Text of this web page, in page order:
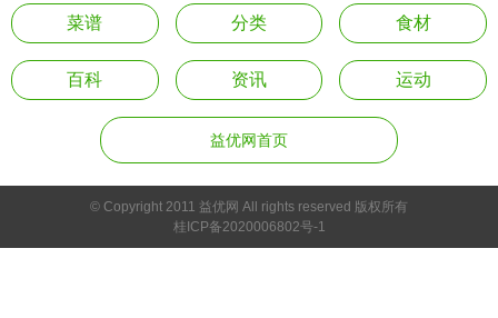
菜谱 分类 食材
百科 资讯 运动
益优网首页
© Copyright 2011 益优网 All rights reserved 版权所有
桂ICP备2020006802号-1